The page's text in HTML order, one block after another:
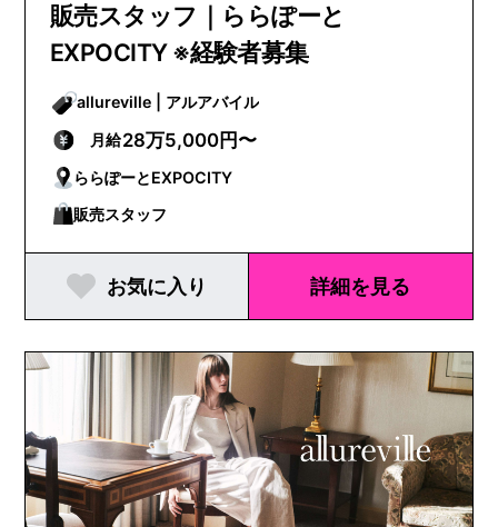
販売スタッフ｜ららぽーと
EXPOCITY ※経験者募集
allureville | アルアバイル
月給28万5,000円〜
ららぽーとEXPOCITY
販売スタッフ
お気に入り 詳細を見る